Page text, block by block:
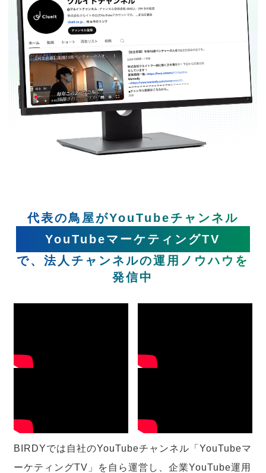
代表の鳥屋がYouTubeチャンネル
YouTubeマーケティングTV
で、法人チャンネルの運用ノウハウを
発信中
BIRDYでは自社のYouTubeチャンネル「YouTubeマ
ーケティングTV」を自ら運営し、企業YouTube運用